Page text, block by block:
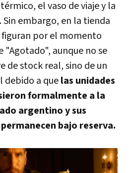
el vaso de viaje y la
embargo, en la tienda
por el momento
"Agotado", aunque no se
de stock real, sino de un
a quelas unidades
formalmente a la
argentino y sus
bajo reserva.